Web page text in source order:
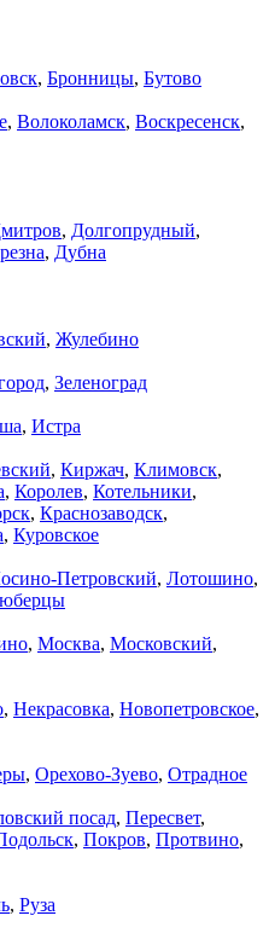
, Бронницы, Бутово
, Волоколамск, Воскресенск,
, Долгопрудный,
, Дубна
, Жулебино
, Зеленоград
, Истра
, Киржач, Климовск,
, Королев, Котельники,
, Краснозаводск,
, Куровское
Петровский, Лотошино,
, Москва, Московский,
, Некрасовка, Новопетровское,
, Орехово-Зуево, Отрадное
посад, Пересвет,
, Покров, Протвино,
, Руза